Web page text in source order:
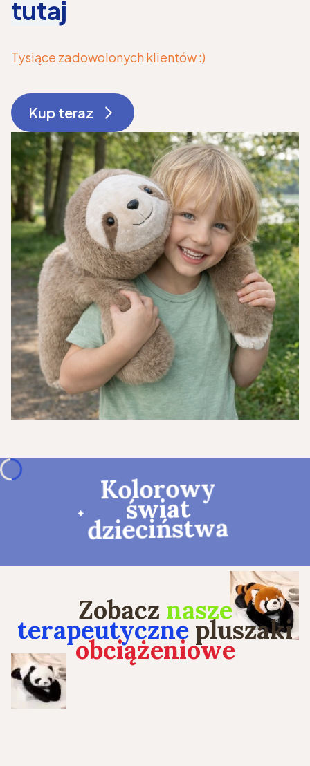
tutaj
Tysiące zadowolonych klientów :)
Kup teraz
Kolorowy
świat
dzieciństwa
Zobacz nasze
terapeutycznepluszaki
obciążeniowe